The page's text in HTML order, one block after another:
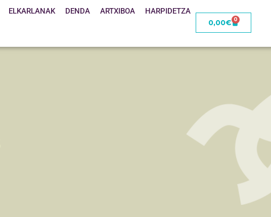
ELKARLANAK DENDA ARTXIBOA
HARPIDETZA
0,00€ 0